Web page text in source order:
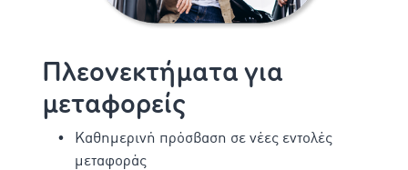
Πλεονεκτήματα για
μεταφορείς
Καθημερινή πρόσβαση σε νέες εντολές
μεταφοράς